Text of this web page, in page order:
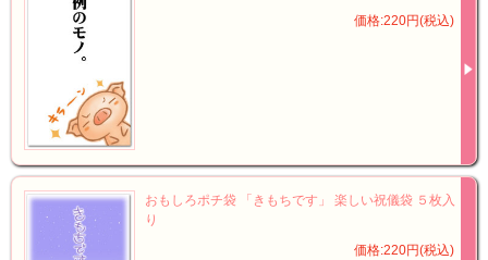
価格:220円(税込)
おもしろポチ袋 「きもちです」 楽しい祝儀袋 ５枚入
り
価格:220円(税込)